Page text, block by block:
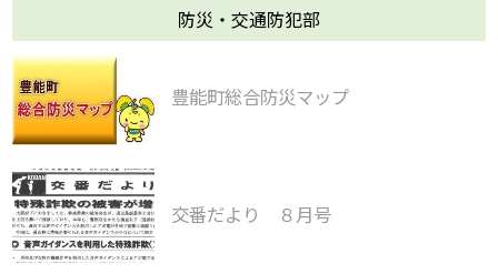
防災・交通防犯部
豊能町総合防災マップ
交番だより ８月号